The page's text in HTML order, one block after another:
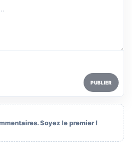
PUBLIER
Soyez le premier !